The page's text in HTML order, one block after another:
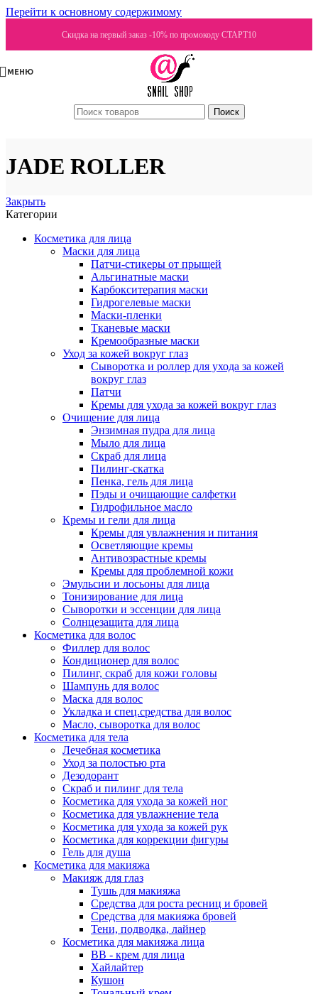
Перейти к основному содержимому
Скидка на первый заказ -10% по промокоду СТАРТ10
МЕНЮ
Поиск
JADE ROLLER
Закрыть
Категории
Косметика для лица
Маски для лица
Патчи-стикеры от прыщей
Альгинатные маски
Карбокситерапия маски
Гидрогелевые маски
Маски-пленки
Тканевые маски
Кремообразные маски
Уход за кожей вокруг глаз
Сыворотка и роллер для ухода за кожей
вокруг глаз
Патчи
Кремы для ухода за кожей вокруг глаз
Очищение для лица
Энзимная пудра для лица
Мыло для лица
Скраб для лица
Пилинг-скатка
Пенка, гель для лица
Пэды и очищающие салфетки
Гидрофильное масло
Кремы и гели для лица
Кремы для увлажнения и питания
Осветляющие кремы
Антивозрастные кремы
Кремы для проблемной кожи
Эмульсии и лосьоны для лица
Тонизирование для лица
Сыворотки и эссенции для лица
Солнцезащита для лица
Косметика для волос
Филлер для волос
Кондиционер для волос
Пилинг, скраб для кожи головы
Шампунь для волос
Маска для волос
Укладка и спец.средства для волос
Масло, сыворотка для волос
Косметика для тела
Лечебная косметика
Уход за полостью рта
Дезодорант
Скраб и пилинг для тела
Косметика для ухода за кожей ног
Косметика для увлажнение тела
Косметика для ухода за кожей рук
Косметика для коррекции фигуры
Гель для душа
Косметика для макияжа
Макияж для глаз
Тушь для макияжа
Средства для роста ресниц и бровей
Средства для макияжа бровей
Тени, подводка, лайнер
Косметика для макияжа лица
ВВ - крем для лица
Хайлайтер
Кушон